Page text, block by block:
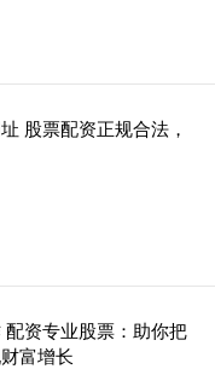
股票配资正规合法，
资专业股票：助你把
富增长